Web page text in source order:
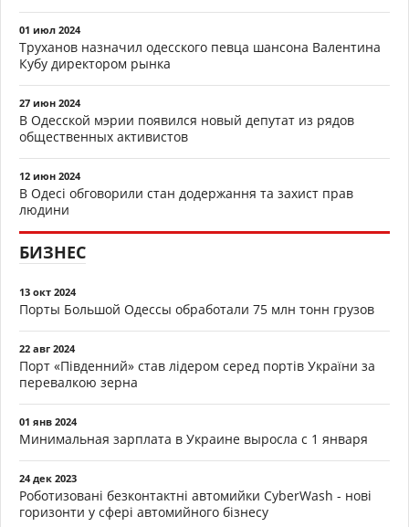
01 июл 2024
Труханов назначил одесского певца шансона Валентина
Кубу директором рынка
27 июн 2024
В Одесской мэрии появился новый депутат из рядов
общественных активистов
12 июн 2024
В Одесі обговорили стан додержання та захист прав
людини
БИЗНЕС
13 окт 2024
Порты Большой Одессы обработали 75 млн тонн грузов
22 авг 2024
Порт «Південний» став лідером серед портів України за
перевалкою зерна
01 янв 2024
Минимальная зарплата в Украине выросла с 1 января
24 дек 2023
Роботизовані безконтактні автомийки CyberWash - нові
горизонти у сфері автомийного бізнесу